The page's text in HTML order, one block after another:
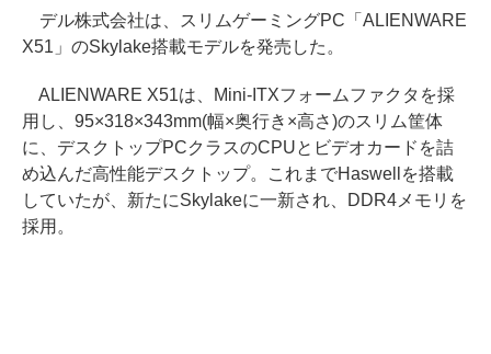
デル株式会社は、スリムゲーミングPC「ALIENWARE
X51」のSkylake搭載モデルを発売した。
ALIENWARE X51は、Mini-ITXフォームファクタを採
用し、95×318×343mm(幅×奥行き×高さ)のスリム筐体
に、デスクトップPCクラスのCPUとビデオカードを詰
め込んだ高性能デスクトップ。これまでHaswellを搭載
していたが、新たにSkylakeに一新され、DDR4メモリを
採用。